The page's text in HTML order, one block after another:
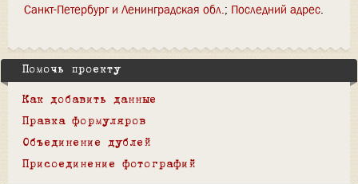
Санкт-Петербург и Ленинградская обл. Последний адрес
Помочь проекту
Как добавить данные
Правка формуляров
Объединение дублей
Присоединение фотографий